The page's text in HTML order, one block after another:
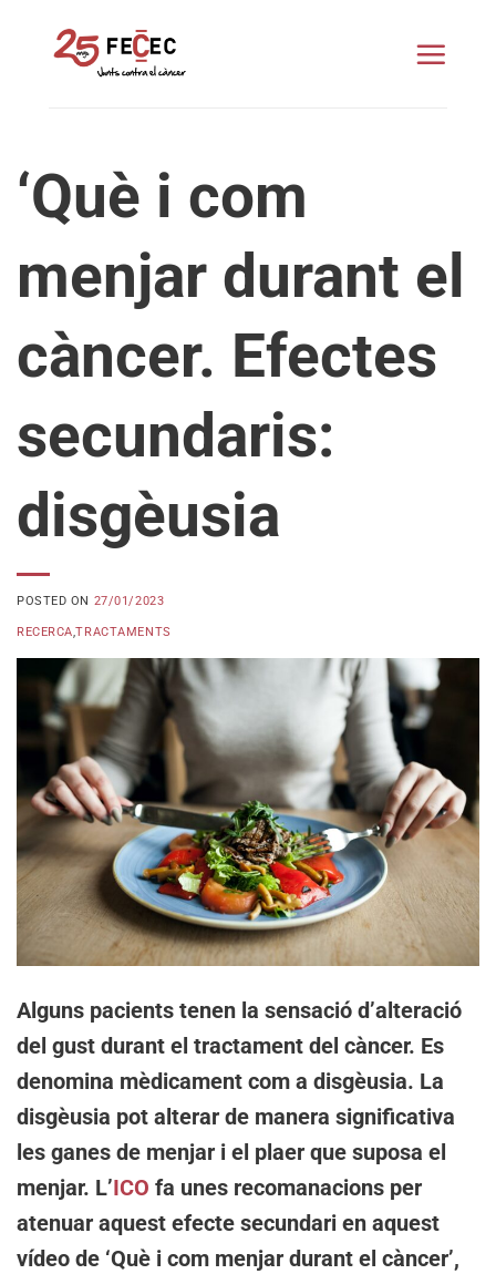
‘Què i com
menjar durant el
càncer. Efectes
secundaris:
disgèusia
POSTED ON 27/01/2023
RECERCA,TRACTAMENTS
Alguns pacients tenen la sensació d’alteració
del gust durant el tractament del càncer. Es
denomina mèdicament com a disgèusia. La
disgèusia pot alterar de manera significativa
les ganes de menjar i el plaer que suposa el
menjar. L’ICO fa unes recomanacions per
atenuar aquest efecte secundari en aquest
vídeo de ‘Què i com menjar durant el càncer’,